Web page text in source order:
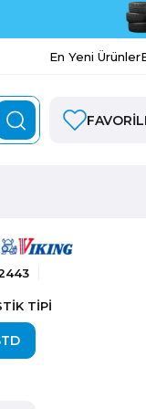
En Yeni Ürünler
TİPİ